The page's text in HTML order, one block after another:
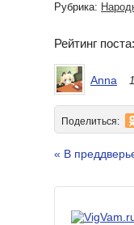
Рубрика:
Рейтинг поста:
Anna
Поделиться:
« В